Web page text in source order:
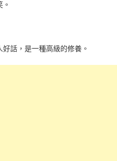
話，是一種高級的修養。